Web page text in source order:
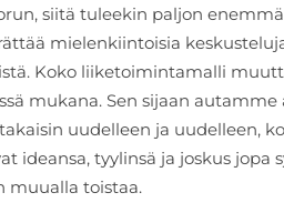
siitä tuleekin paljon
mielenkiintoisia
Koko liiketoimintamalli
mukana. Sen sijaan
uudelleen ja uudelleen,
ideansa, tyylinsä ja joskus
muualla toistaa.